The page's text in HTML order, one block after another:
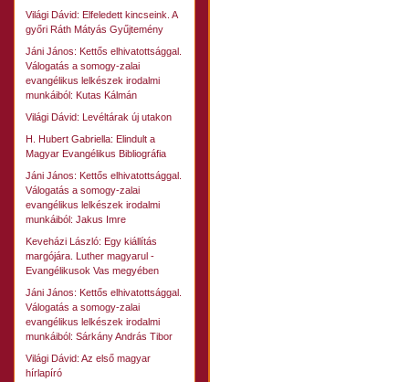
Világi Dávid: Elfeledett kincseink. A
győri Ráth Mátyás Gyűjtemény
Jáni János: Kettős elhivatottsággal.
Válogatás a somogy-zalai
evangélikus lelkészek irodalmi
munkáiból: Kutas Kálmán
Világi Dávid: Levéltárak új utakon
H. Hubert Gabriella: Elindult a
Magyar Evangélikus Bibliográfia
Jáni János: Kettős elhivatottsággal.
Válogatás a somogy-zalai
evangélikus lelkészek irodalmi
munkáiból: Jakus Imre
Keveházi László: Egy kiállítás
margójára. Luther magyarul -
Evangélikusok Vas megyében
Jáni János: Kettős elhivatottsággal.
Válogatás a somogy-zalai
evangélikus lelkészek irodalmi
munkáiból: Sárkány András Tibor
Világi Dávid: Az első magyar
hírlapíró